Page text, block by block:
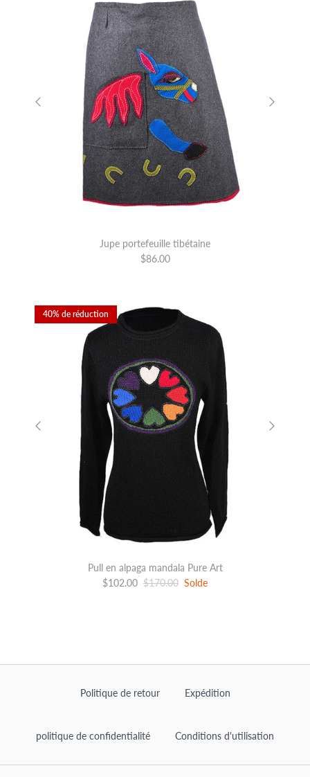
Jupe portefeuille tibétaine
$86.00
40% de réduction
Pull en alpaga mandala Pure Art
$102.00 $170.00 Solde
Politique de retour Expédition
politique de confidentialité Conditions d'utilisation